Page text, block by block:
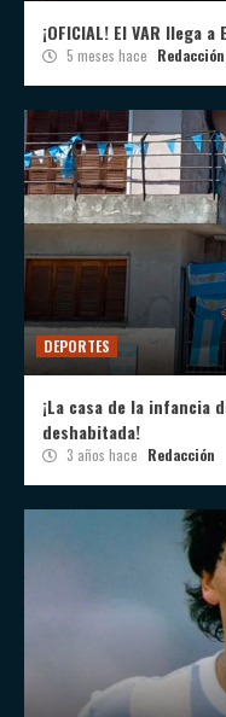
¡OFICIAL! El VAR llega
5 meses hace Redacción
DEPORTES
¡La casa de la infancia
deshabitada!
3 años hace Redacción